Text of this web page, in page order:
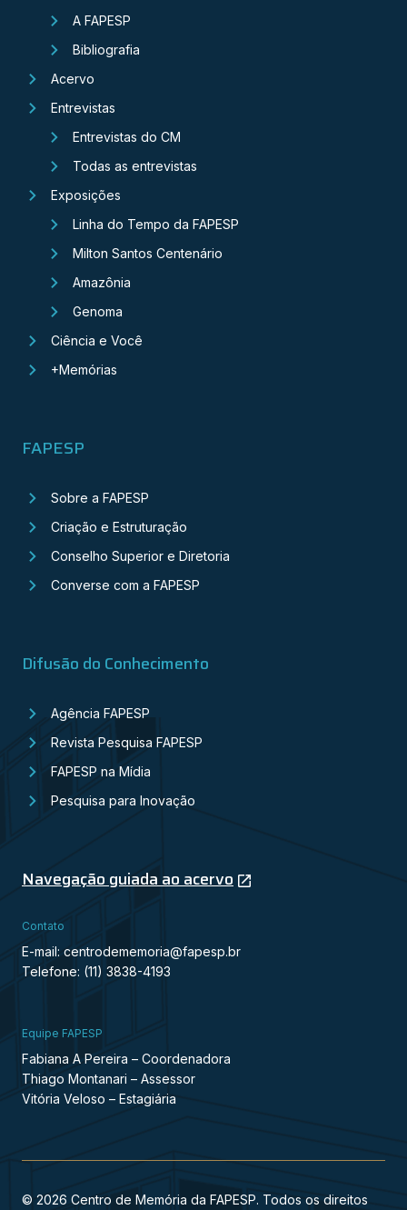
A FAPESP
Bibliografia
Acervo
Entrevistas
Entrevistas do CM
Todas as entrevistas
Exposições
Linha do Tempo da FAPESP
Milton Santos Centenário
Amazônia
Genoma
Ciência e Você
+Memórias
FAPESP
Sobre a FAPESP
Criação e Estruturação
Conselho Superior e Diretoria
Converse com a FAPESP
Difusão do Conhecimento
Agência FAPESP
Revista Pesquisa FAPESP
FAPESP na Mídia
Pesquisa para Inovação
Navegação guiada ao acervo
Contato
E-mail: centrodememoria@fapesp.br
Telefone: (11) 3838-4193
Equipe FAPESP
Fabiana A Pereira – Coordenadora
Thiago Montanari – Assessor
Vitória Veloso – Estagiária
© 2026 Centro de Memória da FAPESP. Todos os direitos